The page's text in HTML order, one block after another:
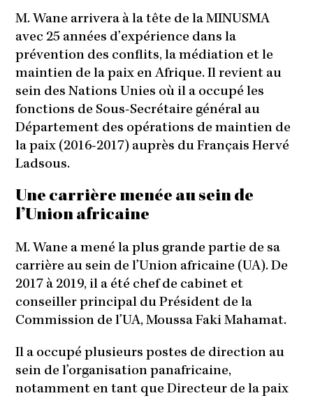
M. Wane arrivera à la tête de la MINUSMA
avec 25 années d’expérience dans la
prévention des conflits, la médiation et le
maintien de la paix en Afrique. Il revient au
sein des Nations Unies où il a occupé les
fonctions de Sous-Secrétaire général au
Département des opérations de maintien de
la paix (2016-2017) auprès du Français Hervé
Ladsous.
Une carrière menée au sein de
l’Union africaine
M. Wane a mené la plus grande partie de sa
carrière au sein de l’Union africaine (UA). De
2017 à 2019, il a été chef de cabinet et
conseiller principal du Président de la
Commission de l’UA, Moussa Faki Mahamat.
Il a occupé plusieurs postes de direction au
sein de l’organisation panafricaine,
notamment en tant que Directeur de la paix